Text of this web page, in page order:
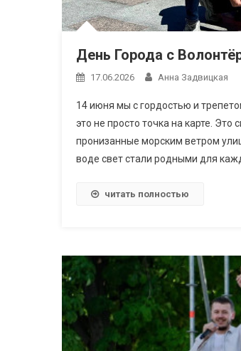
День Города с
17.06.2026 Анна Задвицкая
14 июня мы с гордостью и
это не просто точка на карте.
пронизанные морским ветром
воде свет стали родными для
читать полностью